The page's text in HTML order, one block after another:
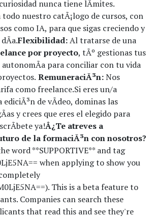
nunca tiene lÃ­mites.
todo nuestro catÃ¡logo de cursos, con
como IA, para que sigas creciendo y
Flexibilidad:Al tratarse de una
por proyecto, tÃº gestionas tus
para conciliar con tu vida
RemuneraciÃ³n:Nos
como freelance.Si eres un/a
ediciÃ³n de vÃ­deo, dominas las
y crees que eres el elegido para
ya!Â¿Te atreves a
de la formaciÃ³n con nosotros?
word **SUPPORTIVE** and tag
when applying to show you
This is a beta feature to
Companies can search these
that read this and see they're